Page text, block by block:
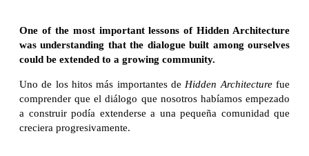
One of the most important lessons of Hidden Architecture
was understanding that the dialogue built among ourselves
could be extended to a growing community.
Uno de los hitos más importantes deHidden Architecturefue
comprender que el diálogo que nosotros habíamos empezado
a construir podía extenderse a una pequeña comunidad que
creciera progresivamente.